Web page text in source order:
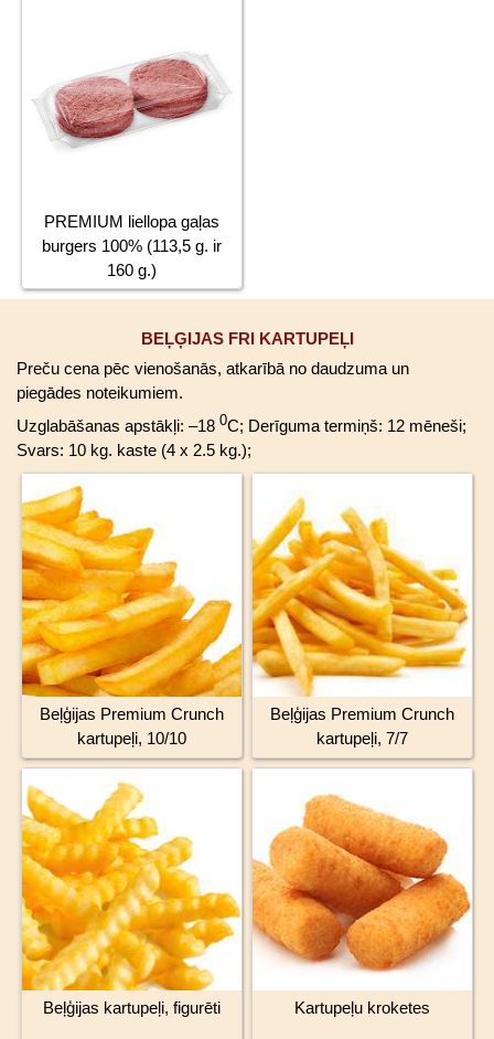
PREMIUM liellopa gaļas
burgers 100% (113,5 g. ir
160 g.)
BEĻĢIJAS FRI KARTUPEĻI
Preču cena pēc vienošanās, atkarībā no daudzuma un
piegādes noteikumiem.
Uzglabāšanas apstākļi: –18 0C; Derīguma termiņš: 12 mēneši;
Svars: 10 kg. kaste (4 x 2.5 kg.);
Beļģijas Premium Crunch
kartupeļi, 10/10
Beļģijas Premium Crunch
kartupeļi, 7/7
Beļģijas kartupeļi, figurēti Kartupeļu kroketes